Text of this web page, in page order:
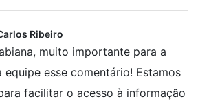
Ribeiro
muito importante para a
equipe esse comentário! Estamos
facilitar o acesso à informação